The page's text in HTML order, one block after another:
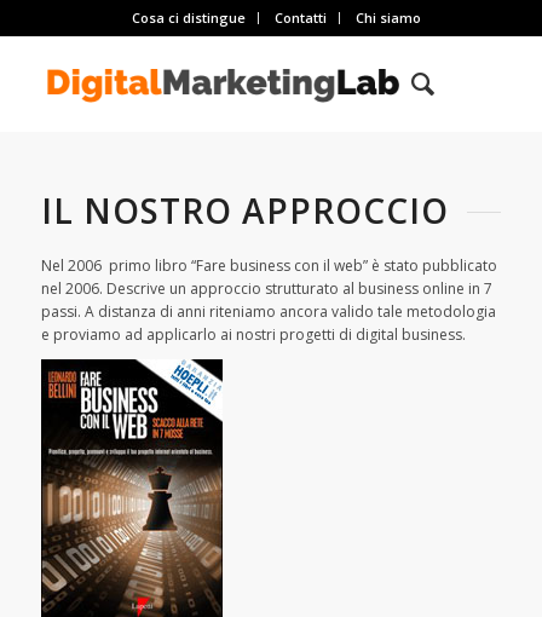
Cosa ci distingue Contatti Chi siamo
IL NOSTRO APPROCCIO
Nel 2006 primo libro “Fare business con il web” è stato pubblicato
nel 2006. Descrive un approccio strutturato al business online in 7
passi. A distanza di anni riteniamo ancora valido tale metodologia
e proviamo ad applicarlo ai nostri progetti di digital business.